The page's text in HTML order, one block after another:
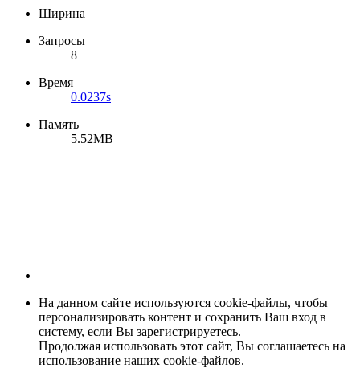
Ширина
Запросы
8
Время
0.0237s
Память
5.52MB
На данном сайте используются cookie-файлы, чтобы
персонализировать контент и сохранить Ваш вход в
систему, если Вы зарегистрируетесь.
Продолжая использовать этот сайт, Вы соглашаетесь на
использование наших cookie-файлов.